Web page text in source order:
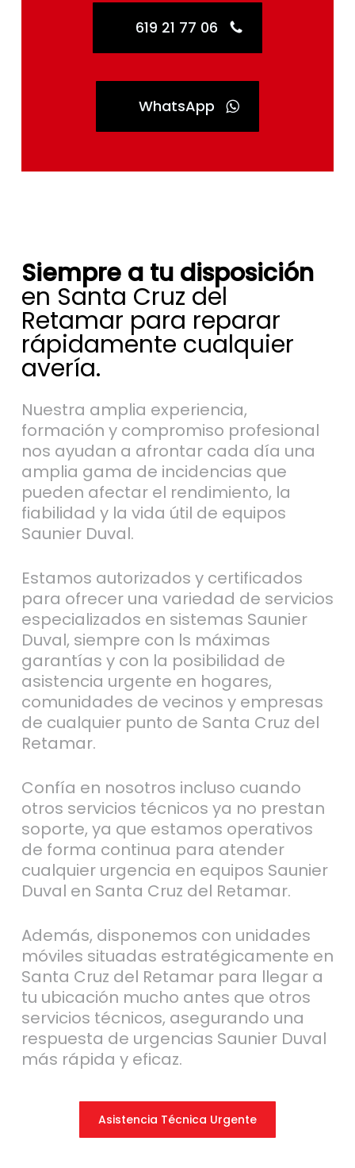
619 21 77 06
WhatsApp
Siempre a tu disposición
en Santa Cruz del
Retamar para reparar
rápidamente cualquier
avería.
Nuestra amplia experiencia,
formación y compromiso profesional
nos ayudan a afrontar cada día una
amplia gama de incidencias que
pueden afectar el rendimiento, la
fiabilidad y la vida útil de equipos
Saunier Duval.
Estamos autorizados y certificados
para ofrecer una variedad de servicios
especializados en sistemas Saunier
Duval, siempre con ls máximas
garantías y con la posibilidad de
asistencia urgente en hogares,
comunidades de vecinos y empresas
de cualquier punto de Santa Cruz del
Retamar.
Confía en nosotros incluso cuando
otros servicios técnicos ya no prestan
soporte, ya que estamos operativos
de forma continua para atender
cualquier urgencia en equipos Saunier
Duval en Santa Cruz del Retamar.
Además, disponemos con unidades
móviles situadas estratégicamente en
Santa Cruz del Retamar para llegar a
tu ubicación mucho antes que otros
servicios técnicos, asegurando una
respuesta de urgencias Saunier Duval
más rápida y eficaz.
Asistencia Técnica Urgente